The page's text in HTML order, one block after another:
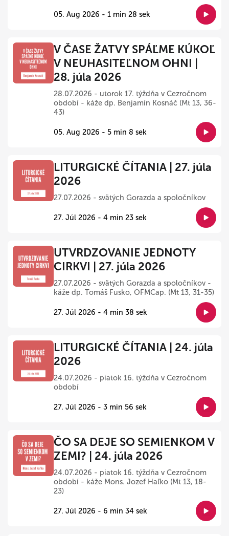
05. Aug 2026 - 1 min 28 sek
V ČASE ŽATVY SPÁĽME KÚKOĽ
V NEUHASITEĽNOM OHNI |
28. júla 2026
28.07.2026 - utorok 17. týždňa v Cezročnom
období - káže dp. Benjamín Kosnáč (Mt 13, 36-
43)
05. Aug 2026 - 5 min 8 sek
LITURGICKÉ ČÍTANIA | 27. júla
2026
27.07.2026 - svätých Gorazda a spoločníkov
27. Júl 2026 - 4 min 23 sek
UTVRDZOVANIE JEDNOTY
CIRKVI | 27. júla 2026
27.07.2026 - svätých Gorazda a spoločníkov -
káže dp. Tomáš Fusko, OFMCap. (Mt 13, 31-35)
27. Júl 2026 - 4 min 38 sek
LITURGICKÉ ČÍTANIA | 24. júla
2026
24.07.2026 - piatok 16. týždňa v Cezročnom
období
27. Júl 2026 - 3 min 56 sek
ČO SA DEJE SO SEMIENKOM V
ZEMI? | 24. júla 2026
24.07.2026 - piatok 16. týždňa v Cezročnom
období - káže Mons. Jozef Haľko (Mt 13, 18-
23)
27. Júl 2026 - 6 min 34 sek